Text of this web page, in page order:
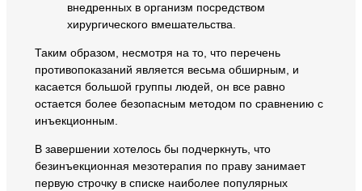
внедренных в организм посредством
хирургического вмешательства.
Таким образом, несмотря на то, что перечень
противопоказаний является весьма обширным, и
касается большой группы людей, он все равно
остается более безопасным методом по сравнению с
инъекционным.
В завершении хотелось бы подчеркнуть, что
безинъекционная мезотерапия по праву занимает
первую строчку в списке наиболее популярных